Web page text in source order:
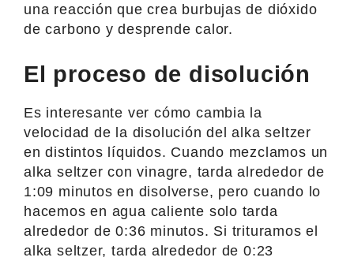
una reacción que crea burbujas de dióxido
de carbono y desprende calor.
El proceso de disolución
Es interesante ver cómo cambia la
velocidad de la disolución del alka seltzer
en distintos líquidos. Cuando mezclamos un
alka seltzer con vinagre, tarda alrededor de
1:09 minutos en disolverse, pero cuando lo
hacemos en agua caliente solo tarda
alrededor de 0:36 minutos. Si trituramos el
alka seltzer, tarda alrededor de 0:23